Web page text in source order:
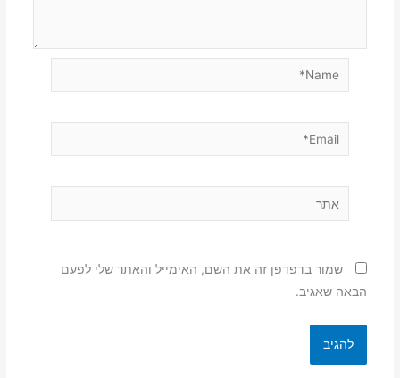
Email*
שמור בדפדפן זה את השם, האימייל והאתר שלי לפעם
הבאה שאגיב.